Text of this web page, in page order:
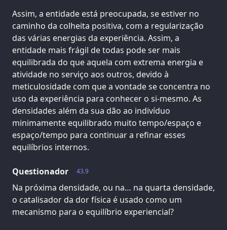
Assim, a entidade está preocupada, se estiver no
caminho da colheita positiva, com a regularização
das várias energias da experiência. Assim, a
entidade mais frágil de todas pode ser mais
equilibrada do que aquela com extrema energia e
atividade no serviço aos outros, devido à
meticulosidade com que a vontade se concentra no
uso da experiência para conhecer o si-mesmo. As
densidades além da sua dão ao indivíduo
minimamente equilibrado muito tempo/espaço e
espaço/tempo para continuar a refinar esses
equilíbrios internos.
43.9
Questionador
Na próxima densidade, ou na… na quarta densidade,
o catalisador da dor física é usado como um
mecanismo para o equilíbrio experiencial?